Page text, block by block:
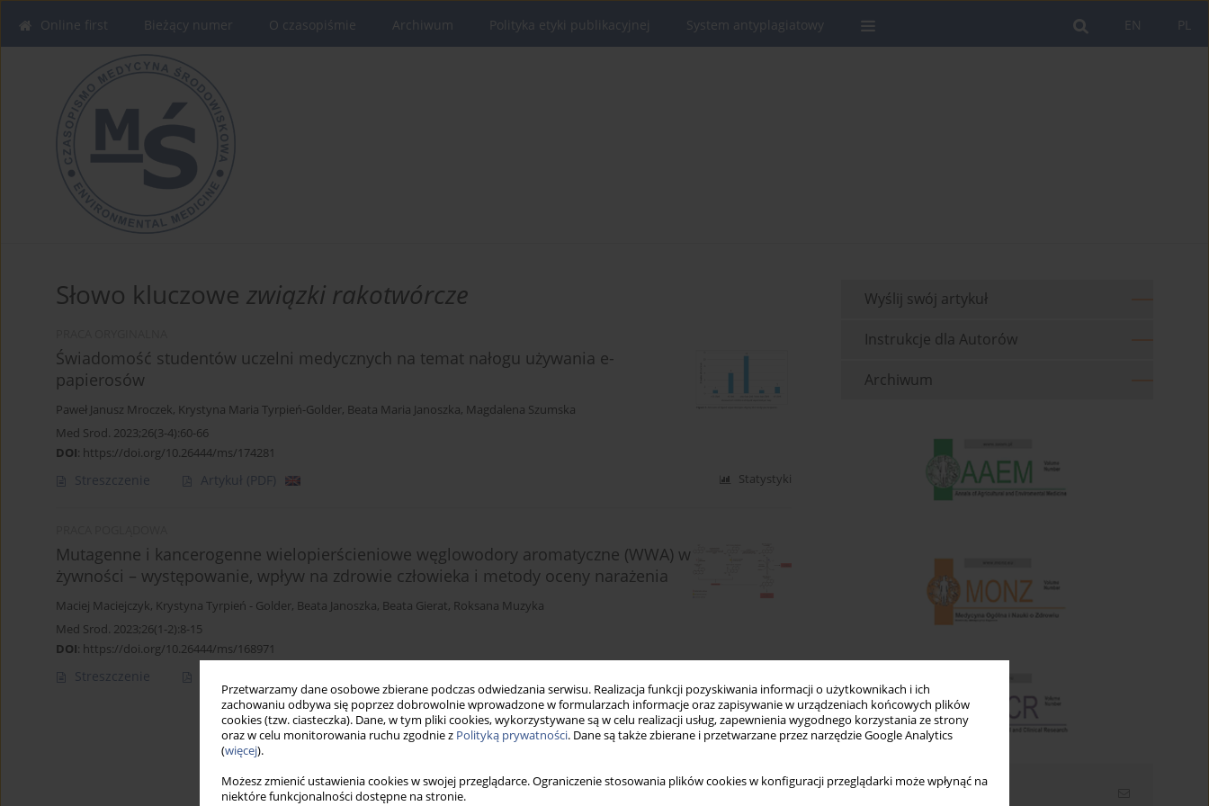
Przetwarzamy dane osobowe zbierane podczas odwiedzania serwisu. Realizacja funkcji pozyskiwania informacji o użytkownikach i ich
zachowaniu odbywa się poprzez dobrowolnie wprowadzone w formularzach informacje oraz zapisywanie w urządzeniach końcowych plików
cookies (tzw. ciasteczka). Dane, w tym pliki cookies, wykorzystywane są w celu realizacji usług, zapewnienia wygodnego korzystania ze strony
oraz w celu monitorowania ruchu zgodnie z Polityką prywatności. Dane są także zbierane i przetwarzane przez narzędzie Google Analytics
(więcej).
Możesz zmienić ustawienia cookies w swojej przeglądarce. Ograniczenie stosowania plików cookies w konfiguracji przeglądarki może wpłynąć na
niektóre funkcjonalności dostępne na stronie.
PL
EN
Online first Bieżący numer O czasopiśmie Archiwum Polityka etyki publikacyjnej System antyplagiatowy
Słowo kluczowe związki rakotwórcze
Świadomość studentów uczelni medycznych na temat nałogu używania e-
papierosów
Paweł Janusz Mroczek, Krystyna Maria Tyrpień-Golder, Beata Maria Janoszka, Magdalena Szumska
Med Srod. 2023;26(3-4):60-66
DOI: https://doi.org/10.26444/ms/174281
Streszczenie Artykuł (PDF) Statystyki
Mutagenne i kancerogenne wielopierścieniowe węglowodory aromatyczne (WWA) w
żywności – występowanie, wpływ na zdrowie człowieka i metody oceny narażenia
Maciej Maciejczyk, Krystyna Tyrpień - Golder, Beata Janoszka, Beata Gierat, Roksana Muzyka
Med Srod. 2023;26(1-2):8-15
DOI: https://doi.org/10.26444/ms/168971
Streszczenie
Wyślij swój artykuł
Instrukcje dla Autorów
Archiwum
Newsletter